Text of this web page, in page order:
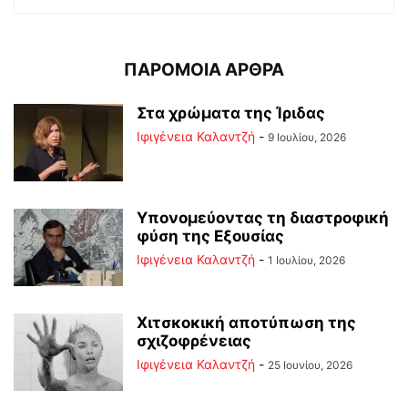
ΠΑΡΟΜΟΙΑ ΑΡΘΡΑ
Στα χρώματα της Ίριδας
Ιφιγένεια Καλαντζή - 9 Ιουλίου, 2026
Υπονομεύοντας τη διαστροφική
φύση της Εξουσίας
Ιφιγένεια Καλαντζή - 1 Ιουλίου, 2026
Χιτσκοκική αποτύπωση της
σχιζοφρένειας
Ιφιγένεια Καλαντζή - 25 Ιουνίου, 2026